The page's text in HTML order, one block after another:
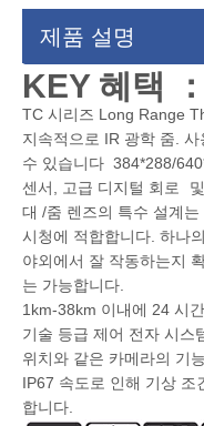
제품 설명
KEY 혜택 ：
TC 시리즈 Long Range
지속적으로 IR 광학 줌.
수 있습니다 384*288/
센서, 고급 디지털 회로
대 /줌 렌즈의 특수 설계
시청에 적합합니다. 하나
야외에서 잘 작동하는지
는 가능합니다.
1km-38km 이내에 24 시
기술 등급 제어 전자 시스
위치와 같은 카메라의 기
IP67 속도로 인해 기상 조
합니다.